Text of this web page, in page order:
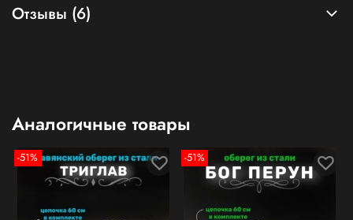
Отзывы (6)
Аналогичные товары
-51% -51%